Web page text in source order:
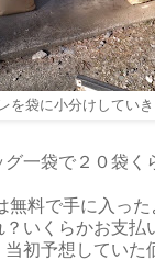
を袋に小分けしてい
一袋で２０袋く
無料で手に入っ
いくらかお支払
初予想していた